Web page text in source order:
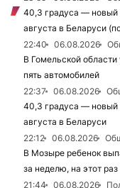
40,3 градуса — новый
августа в Беларуси
22:40
06.08.2026
В Гомельской
пять автомобилей
22:37
06.08.2026
40,3 градуса — новый
августа в Беларуси
22:12
06.08.2026
В Мозыре ребенок
за неделю, на этот
21:44
06.08.2026